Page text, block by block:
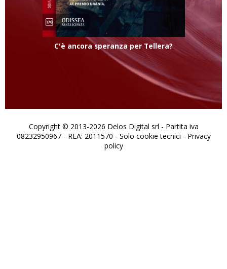
C'è ancora speranza per Tellera?
Copyright © 2013-2026 Delos Digital srl - Partita iva
08232950967 - REA: 2011570 - Solo cookie tecnici - Privacy
policy